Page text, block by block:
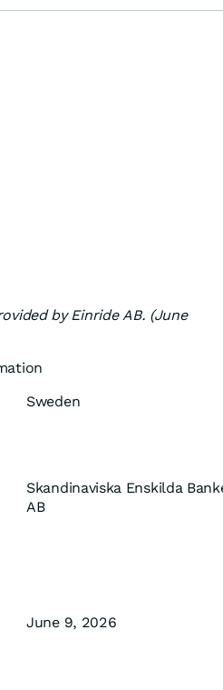
by Einride AB. (June
Sweden
Skandinaviska Enskilda
AB
June 9, 2026